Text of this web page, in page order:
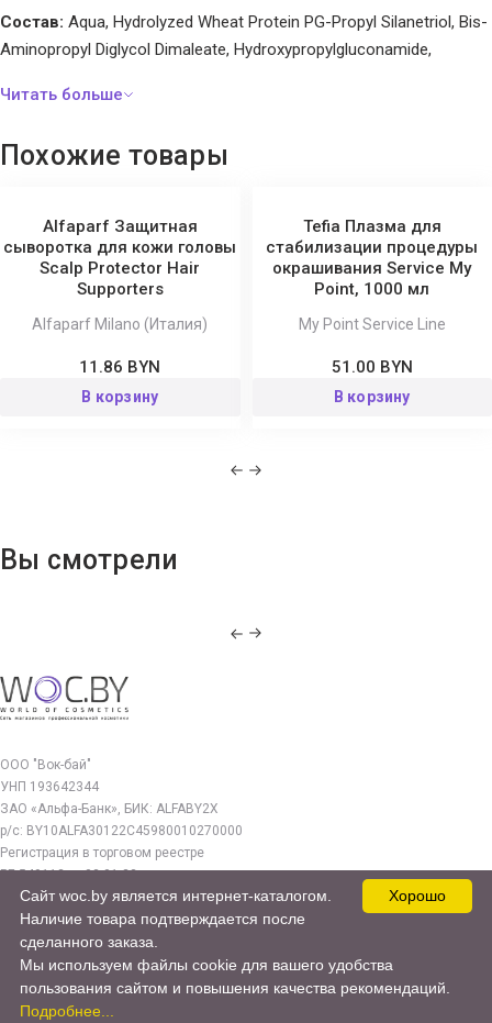
Состав: Aqua, Hydrolyzed Wheat Protein PG-Propyl Silanetriol, Bis-
Aminopropyl Diglycol Dimaleate, Hydroxypropylgluconamide,
Hydrolyzed Elastin, Hydroxyethylcellulose, PEG-40 Hydrogenated
Methylisothiazolinone.
Похожие товары
Alfaparf Защитная
сыворотка для кожи головы
Scalp Protector Hair
Supporters
Alfaparf Milano (Италия)
11.86 BYN
В корзину
Tefia Плазма для
стабилизации процедуры
окрашивания Service My
Point, 1000 мл
My Point Service Line
51.00 BYN
В корзину
Вы смотрели
ООО "Вок-бай"
УНП 193642344
ЗАО «Альфа-Банк», БИК: ALFABY2X
р/с: BY10ALFA30122C45980010270000
Регистрация в торговом реестре
РБ 549112 от 03.01.23г.
Юр. адрес:
220140, г. Минск, ул. Бурдейного 22, оф.212
woc.by@yandex.by
© 2017—2026 WOC.BY
Хорошо
Сайт woc.by является интернет-каталогом.
Наличие товара подтверждается после
сделанного заказа.
Мы используем файлы cookie для вашего удобства
пользования сайтом и повышения качества рекомендаций.
Подробнее...